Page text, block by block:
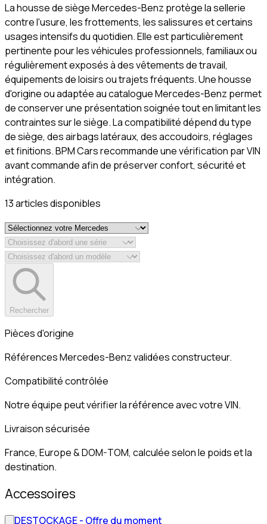
La housse de siège Mercedes-Benz protège la sellerie
contre l'usure, les frottements, les salissures et certains
usages intensifs du quotidien. Elle est particulièrement
pertinente pour les véhicules professionnels, familiaux ou
régulièrement exposés à des vêtements de travail,
équipements de loisirs ou trajets fréquents. Une housse
d'origine ou adaptée au catalogue Mercedes-Benz permet
de conserver une présentation soignée tout en limitant les
contraintes sur le siège. La compatibilité dépend du type
de siège, des airbags latéraux, des accoudoirs, réglages
et finitions. BPM Cars recommande une vérification par VIN
avant commande afin de préserver confort, sécurité et
intégration.
13articlesdisponibles
Rechercher
Pièces d'origine
Références Mercedes-Benz validées constructeur.
Compatibilité contrôlée
Notre équipe peut vérifier la référence avec votre VIN.
Livraison sécurisée
France, Europe & DOM-TOM, calculée selon le poids et la
destination.
Accessoires
DESTOCKAGE - Offre du moment